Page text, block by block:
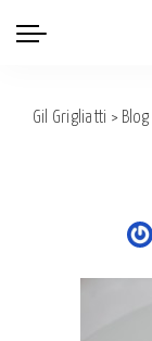
Gil Grigliatti > Blog